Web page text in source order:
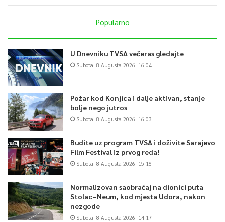
Popularno
U Dnevniku TVSA večeras gledajte
Subota, 8 Augusta 2026, 16:04
Požar kod Konjica i dalje aktivan, stanje
bolje nego jutros
Subota, 8 Augusta 2026, 16:03
Budite uz program TVSA i doživite Sarajevo
Film Festival iz prvog reda!
Subota, 8 Augusta 2026, 15:16
Normalizovan saobraćaj na dionici puta
Stolac–Neum, kod mjesta Udora, nakon
nezgode
Subota, 8 Augusta 2026, 14:17